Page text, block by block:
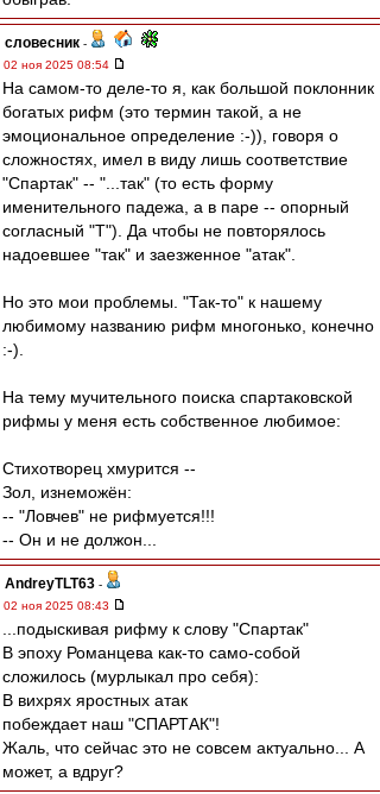
словесник -
02 ноя 2025 08:54
На самом-то деле-то я, как большой поклонник
богатых рифм (это термин такой, а не
эмоциональное определение :-)), говоря о
сложностях, имел в виду лишь соответствие
"Спартак" -- "...так" (то есть форму
именительного падежа, а в паре -- опорный
согласный "Т"). Да чтобы не повторялось
надоевшее "так" и заезженное "атак".
Но это мои проблемы. "Так-то" к нашему
любимому названию рифм многонько, конечно
:-).
На тему мучительного поиска спартаковской
рифмы у меня есть собственное любимое:
Стихотворец хмурится --
Зол, изнеможён:
-- "Ловчев" не рифмуется!!!
-- Он и не должон...
AndreyTLT63 -
02 ноя 2025 08:43
...подыскивая рифму к слову "Спартак"
В эпоху Романцева как-то само-собой
сложилось (мурлыкал про себя):
В вихрях яростных атак
побеждает наш "СПАРТАК"!
Жаль, что сейчас это не совсем актуально... А
может, а вдруг?